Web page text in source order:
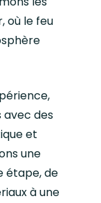
où le feu
avec des
et
une
étape, de
à une